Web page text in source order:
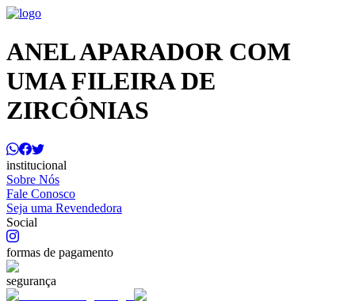
ANEL APARADOR COM
UMA FILEIRA DE
ZIRCÔNIAS
institucional
Sobre Nós
Fale Conosco
Seja uma Revendedora
Social
formas de pagamento
segurança